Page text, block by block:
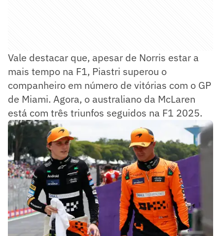
Vale destacar que, apesar de Norris estar a
mais tempo na F1, Piastri superou o
companheiro em número de vitórias com o GP
de Miami. Agora, o australiano da McLaren
está com três triunfos seguidos na F1 2025.